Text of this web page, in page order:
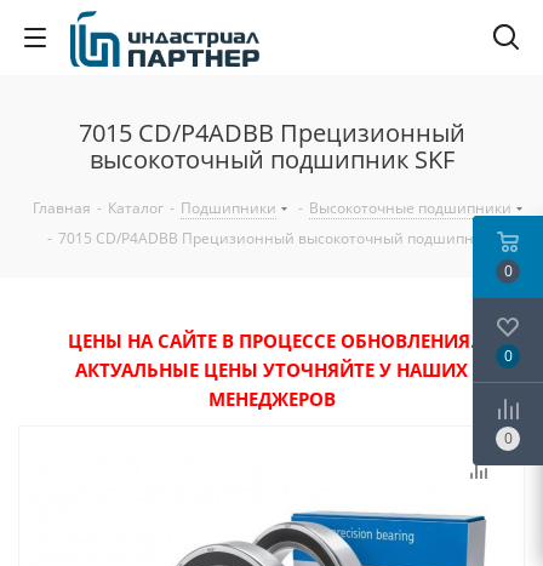
7015 CD/P4ADBB Прецизионный
высокоточный подшипник SKF
Главная - Каталог - Подшипники - Высокоточные подшипники
- 7015 CD/P4ADBB Прецизионный высокоточный подшипник SKF
ЦЕНЫ НА САЙТЕ В ПРОЦЕССЕ ОБНОВЛЕНИЯ.
АКТУАЛЬНЫЕ ЦЕНЫ УТОЧНЯЙТЕ У НАШИХ
МЕНЕДЖЕРОВ
0
0
0